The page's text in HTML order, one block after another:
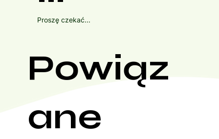
Proszę czekać...
Powiąz
ane